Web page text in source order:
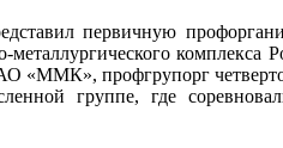
первичную
металлургического
«ММК», профгрупорг
группе, где